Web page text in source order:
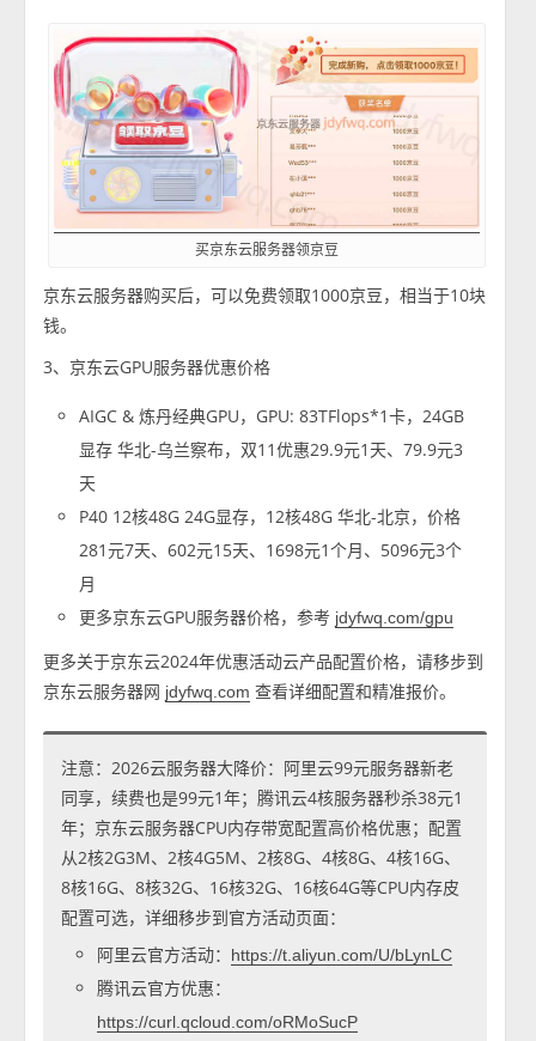
买京东云服务器领京豆
京东云服务器购买后，可以免费领取1000京豆，相当于10块
钱。
3、京东云GPU服务器优惠价格
AIGC & 炼丹经典GPU，GPU: 83TFlops*1卡，24GB
显存 华北-乌兰察布，双11优惠29.9元1天、79.9元3
天
P40 12核48G 24G显存，12核48G 华北-北京，价格
281元7天、602元15天、1698元1个月、5096元3个
月
更多京东云GPU服务器价格，参考 jdyfwq.com/gpu
更多关于京东云2024年优惠活动云产品配置价格，请移步到
京东云服务器网 jdyfwq.com 查看详细配置和精准报价。
注意：2026云服务器大降价：阿里云99元服务器新老
同享，续费也是99元1年；腾讯云4核服务器秒杀38元1
年；京东云服务器CPU内存带宽配置高价格优惠；配置
从2核2G3M、2核4G5M、2核8G、4核8G、4核16G、
8核16G、8核32G、16核32G、16核64G等CPU内存皮
配置可选，详细移步到官方活动页面：
阿里云官方活动：
https://t.aliyun.com/U/bLynLC
腾讯云官方优惠：
https://curl.qcloud.com/oRMoSucP